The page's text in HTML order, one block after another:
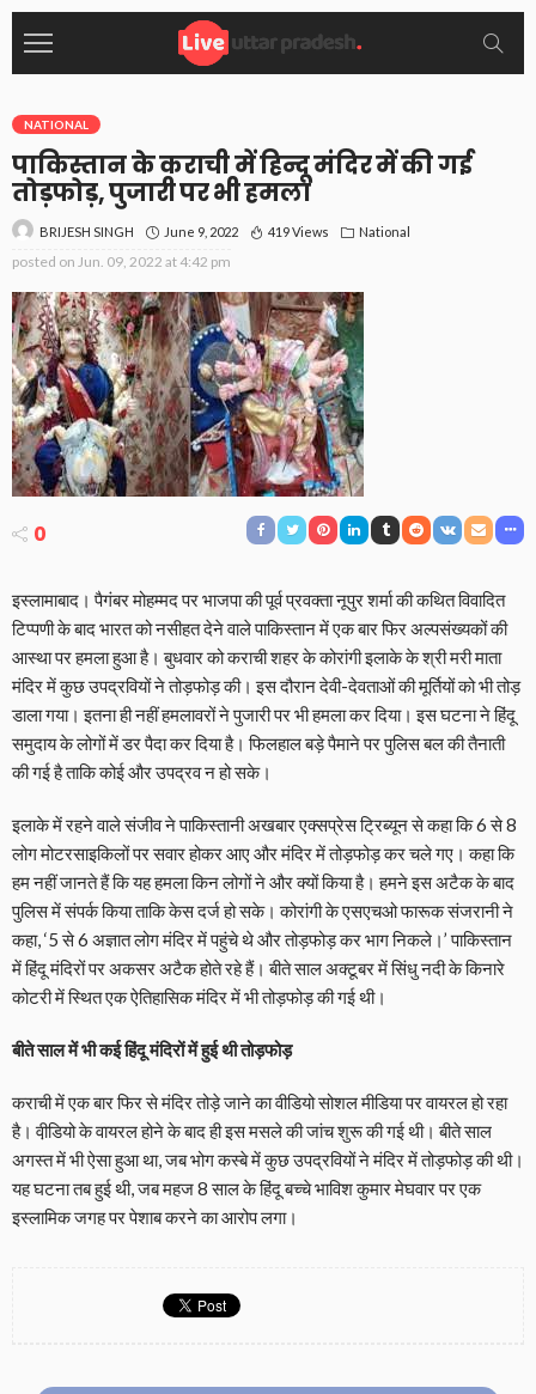
NATIONAL
पाकिस्तान के कराची में हिन्दू मंदिर में की गई
तोड़फोड़, पुजारी पर भी हमला
BRIJESH SINGH June 9, 2022 419 Views National
posted on Jun. 09, 2022 at 4:42 pm
0
इस्लामाबाद। पैगंबर मोहम्मद पर भाजपा की पूर्व प्रवक्ता नूपुर शर्मा की कथित विवादित
टिप्पणी के बाद भारत को नसीहत देने वाले पाकिस्तान में एक बार फिर अल्पसंख्यकों की
आस्था पर हमला हुआ है। बुधवार को कराची शहर के कोरांगी इलाके के श्री मरी माता
मंदिर में कुछ उपद्रवियों ने तोड़फोड़ की। इस दौरान देवी-देवताओं की मूर्तियों को भी तोड़
डाला गया। इतना ही नहीं हमलावरों ने पुजारी पर भी हमला कर दिया। इस घटना ने हिंदू
समुदाय के लोगों में डर पैदा कर दिया है। फिलहाल बड़े पैमाने पर पुलिस बल की तैनाती
की गई है ताकि कोई और उपद्रव न हो सके।
इलाके में रहने वाले संजीव ने पाकिस्तानी अखबार एक्सप्रेस ट्रिब्यून से कहा कि 6 से 8
लोग मोटरसाइकिलों पर सवार होकर आए और मंदिर में तोड़फोड़ कर चले गए। कहा कि
हम नहीं जानते हैं कि यह हमला किन लोगों ने और क्यों किया है। हमने इस अटैक के बाद
पुलिस में संपर्क किया ताकि केस दर्ज हो सके। कोरांगी के एसएचओ फारूक संजरानी ने
कहा, ‘5 से 6 अज्ञात लोग मंदिर में पहुंचे थे और तोड़फोड़ कर भाग निकले।’ पाकिस्तान
में हिंदू मंदिरों पर अकसर अटैक होते रहे हैं। बीते साल अक्टूबर में सिंधु नदी के किनारे
कोटरी में स्थित एक ऐतिहासिक मंदिर में भी तोड़फोड़ की गई थी।
बीते साल में भी कई हिंदू मंदिरों में हुई थी तोड़फोड़
कराची में एक बार फिर से मंदिर तोड़े जाने का वीडियो सोशल मीडिया पर वायरल हो रहा
है। वी़डियो के वायरल होने के बाद ही इस मसले की जांच शुरू की गई थी। बीते साल
अगस्त में भी ऐसा हुआ था, जब भोग कस्बे में कुछ उपद्रवियों ने मंदिर में तोड़फोड़ की थी।
यह घटना तब हुई थी, जब महज 8 साल के हिंदू बच्चे भाविश कुमार मेघवार पर एक
इस्लामिक जगह पर पेशाब करने का आरोप लगा।